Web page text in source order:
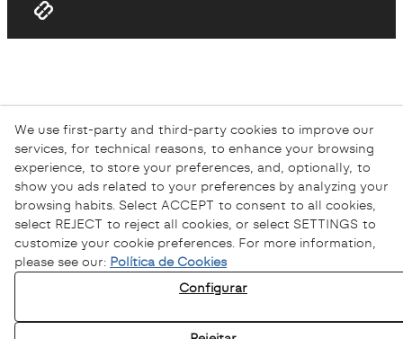
We use first-party and third-party cookies to improve our
services, for technical reasons, to enhance your browsing
experience, to store your preferences, and, optionally, to
show you ads related to your preferences by analyzing your
browsing habits. Select ACCEPT to consent to all cookies,
select REJECT to reject all cookies, or select SETTINGS to
customize your cookie preferences. For more information,
please see our: Política de Cookies
Configurar